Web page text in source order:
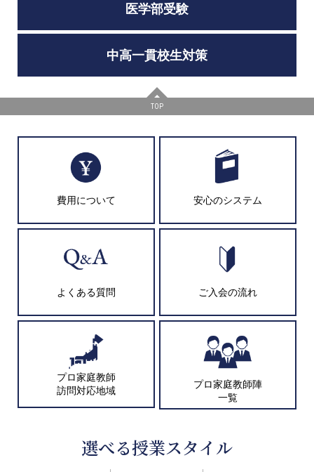
医学部受験
中高一貫校生対策
TOP
費用について 安心のシステム
よくある質問 ご入会の流れ
プロ家庭教師
訪問対応地域
プロ家庭教師陣
一覧
選べる授業スタイル